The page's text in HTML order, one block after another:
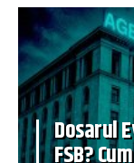
Dosarul
FSB?